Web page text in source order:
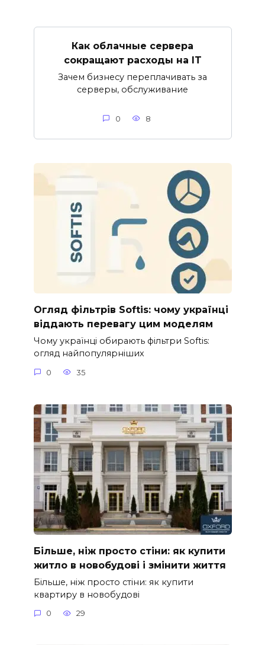
Как облачные сервера
сокращают расходы на IT
Зачем бизнесу переплачивать за
серверы, обслуживание
0 8
Огляд фільтрів Softis: чому українці
віддають перевагу цим моделям
Чому українці обирають фільтри Softis:
огляд найпопулярніших
0 35
Більше, ніж просто стіни: як купити
житло в новобудові і змінити життя
Більше, ніж просто стіни: як купити
квартиру в новобудові
0 29